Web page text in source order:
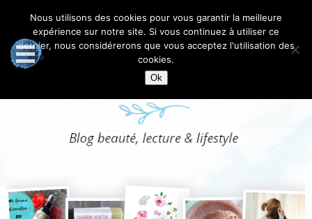
Nous utilisons des cookies pour vous garantir la meilleure
expérience sur notre site. Si vous continuez à utiliser ce
dernier, nous considérerons que vous acceptez l'utilisation des
cookies.
Ok